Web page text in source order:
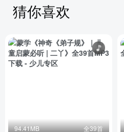
猜你喜欢
94.41MB 全39首